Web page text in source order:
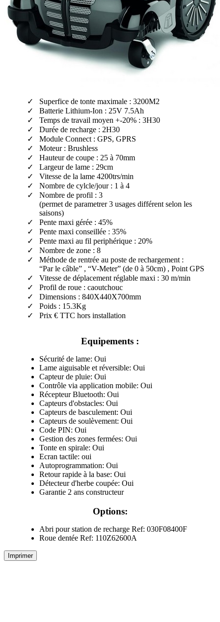
Superfice de tonte maximale : 3200M2
Batterie Lithium-Ion : 25V 7.5Ah
Temps de travail moyen +-20% : 3H30
Durée de recharge : 2H30
Module Connect : GPS, GPRS
Moteur : Brushless
Hauteur de coupe : 25 à 70mm
Largeur de lame : 29cm
Vitesse de la lame 4200trs/min
Nombre de cylcle/jour : 1 à 4
Nombre de profil : 3
(permet de parametrer 3 usages différent selon les
saisons)
Pente maxi gérée : 45%
Pente maxi conseillée : 35%
Pente maxi au fil periphérique : 20%
Nombre de zone : 8
Méthode de rentrée au poste de rechargement :
“Par le câble” , “V-Meter” (de 0 à 50cm) , Point GPS
Vitesse de déplacement réglable maxi : 30 m/min
Profil de roue : caoutchouc
Dimensions : 840X440X700mm
Poids : 15.3Kg
Prix € TTC hors installation
Equipements :
Sécurité de lame: Oui
Lame aiguisable et réversible: Oui
Capteur de pluie: Oui
Contrôle via application mobile: Oui
Récepteur Bluetooth: Oui
Capteurs d'obstacles: Oui
Capteurs de basculement: Oui
Capteurs de soulèvement: Oui
Code PIN: Oui
Gestion des zones fermées: Oui
Tonte en spirale: Oui
Ecran tactile: oui
Autoprogrammation: Oui
Retour rapide à la base: Oui
Détecteur d'herbe coupée: Oui
Garantie 2 ans constructeur
Options:
Abri pour station de recharge Ref: 030F08400F
Roue dentée Ref: 110Z62600A
Imprimer